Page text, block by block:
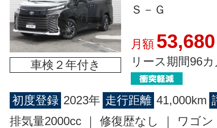
車検２年付き
Ｓ－Ｇ
月額 53,680
リース期間96
初度登録 2023年 走行距離 41,000km
排気量2000cc ｜ 修復歴なし ｜ ワゴ